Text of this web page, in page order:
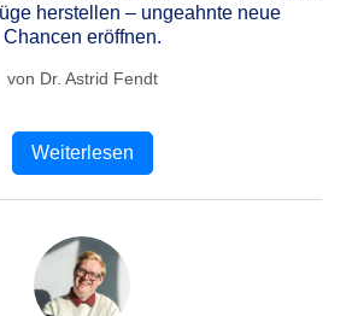
herstellen – ungeahnte neue
Chancen eröffnen.
von Dr. Astrid Fendt
Weiterlesen